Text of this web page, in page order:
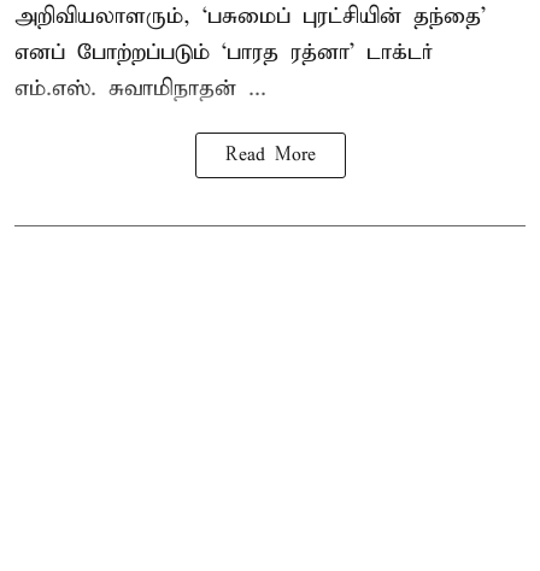
அறிவியலாளரும், ‘பசுமைப் புரட்சியின் தந்தை’
எனப் போற்றப்படும் ‘பாரத ரத்னா’ டாக்டர்
எம்.எஸ். சுவாமிநாதன் ...
Read More